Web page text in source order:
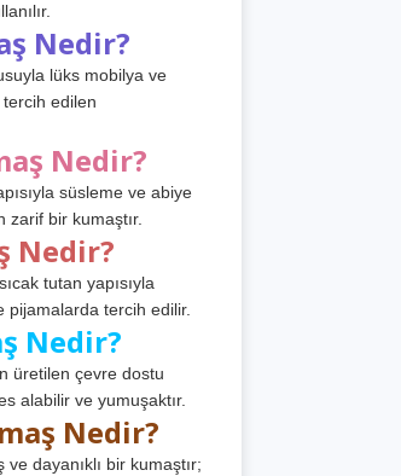
Nedir?
lüks mobilya ve
edilen
Nedir?
süsleme ve abiye
zarif bir kumaştır.
Nedir?
tutan yapısıyla
pijamalarda tercih edilir.
Nedir?
üretilen çevre dostu
alabilir ve yumuşaktır.
Nedir?
dayanıklı bir kumaştır;